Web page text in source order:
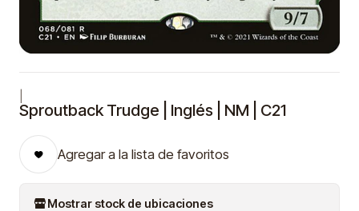
Sproutback Trudge | Inglés | NM | C21
Agregar a la lista de favoritos
Mostrar stock de ubicaciones